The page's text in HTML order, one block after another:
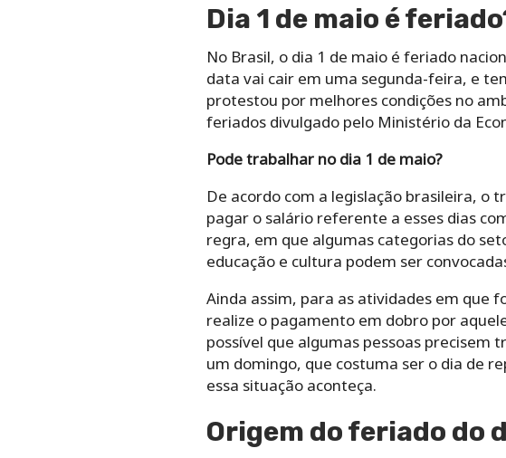
Dia 1 de maio é
No Brasil, o dia 1 de maio é feriado
data vai cair em uma segunda-feira, e
protestou por melhores condições no
feriados divulgado pelo Ministério da
Pode trabalhar no dia 1 de maio?
De acordo com a legislação brasileira, o
pagar o salário referente a esses dias
regra, em que algumas categorias do
educação e cultura podem ser
Ainda assim, para as atividades em que
realize o pagamento em dobro por
possível que algumas pessoas precisem
um domingo, que costuma ser o dia de
essa situação aconteça.
Origem do feriado do